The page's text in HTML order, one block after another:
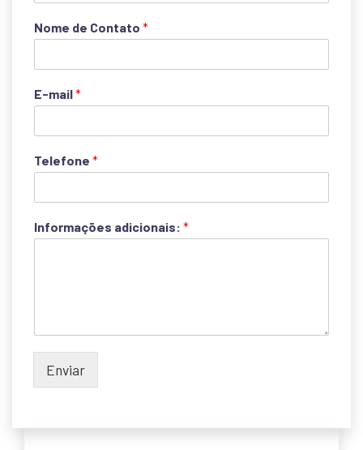
Nome de Contato*
E-mail*
Telefone*
Informações adicionais:*
Enviar